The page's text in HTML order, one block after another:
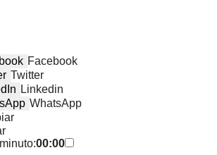
Facebook
Twitter
Linkedin
WhatsApp
00:00